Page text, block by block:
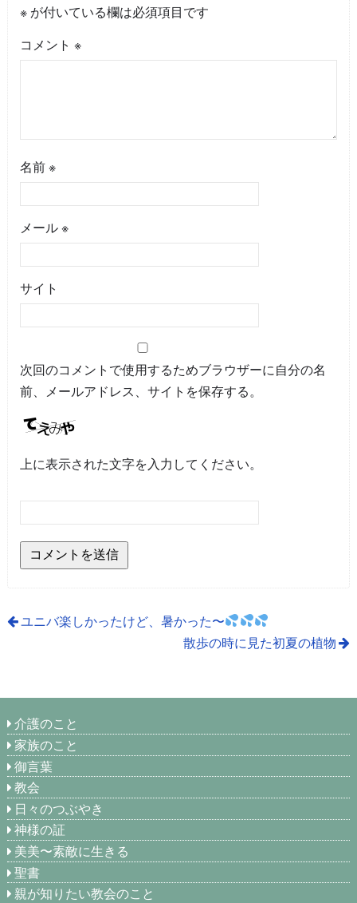
※が付いている欄は必須項目です
コメント ※
名前 ※
メール ※
サイト
次回のコメントで使用するためブラウザーに自分の名
前、メールアドレス、サイトを保存する。
上に表示された文字を入力してください。
ユニバ楽しかったけど、暑かった〜
散歩の時に見た初夏の植物
介護のこと
家族のこと
御言葉
教会
日々のつぶやき
神様の証
美美〜素敵に生きる
聖書
親が知りたい教会のこと